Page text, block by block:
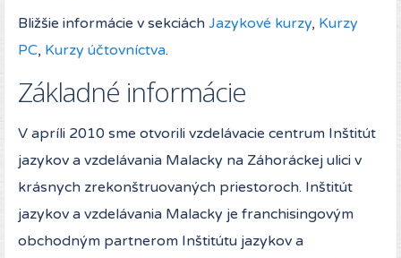
Bližšie informácie v sekciách Jazykové kurzy, Kurzy
PC, Kurzy účtovníctva.
Základné informácie
V apríli 2010 sme otvorili vzdelávacie centrum Inštitút
jazykov a vzdelávania Malacky na Záhoráckej ulici v
krásnych zrekonštruovaných priestoroch. Inštitút
jazykov a vzdelávania Malacky je franchisingovým
obchodným partnerom Inštitútu jazykov a